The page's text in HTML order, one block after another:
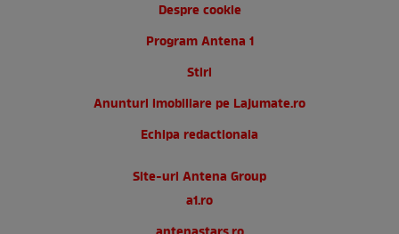
Despre cookie
Program Antena 1
Stiri
Anunturi imobiliare pe Lajumate.ro
Echipa redactionala
Site-uri Antena Group
a1.ro